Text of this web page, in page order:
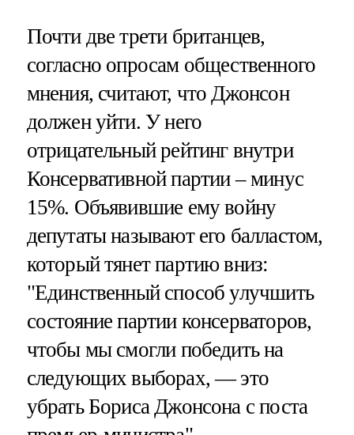
Почти две трети британцев,
согласно опросам общественного
мнения, считают, что Джонсон
должен уйти. У него
отрицательный рейтинг внутри
Консервативной партии – минус
15%. Объявившие ему войну
депутаты называют его балластом,
который тянет партию вниз:
"Единственный способ улучшить
состояние партии консерваторов,
чтобы мы смогли победить на
следующих выборах, — это
убрать Бориса Джонсона с поста